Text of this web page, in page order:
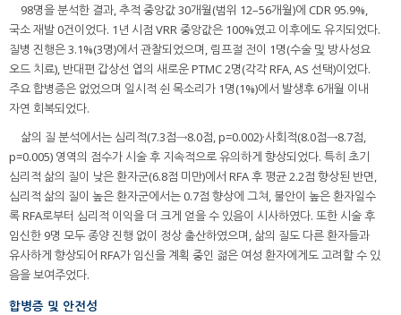
98명을 분석한 결과, 추적 중앙값 30개월(범위 12–56개월)에 CDR 95.9%,
국소 재발 0건이었다. 1년 시점 VRR 중앙값은 100%였고 이후에도 유지되었다.
질병 진행은 3.1%(3명)에서 관찰되었으며, 림프절 전이 1명(수술 및 방사성요
오드 치료), 반대편 갑상선 엽의 새로운 PTMC 2명(각각 RFA, AS 선택)이었다.
주요 합병증은 없었으며 일시적 쉰 목소리가 1명(1%)에서 발생후 6개월 이내
자연 회복되었다.
삶의 질 분석에서는 심리적(7.3점→8.0점, p=0.002)·사회적(8.0점→8.7점,
p=0.005) 영역의 점수가 시술 후 지속적으로 유의하게 향상되었다. 특히 초기
심리적 삶의 질이 낮은 환자군(6.8점 미만)에서 RFA 후 평균 2.2점 향상된 반면,
심리적 삶의 질이 높은 환자군에서는 0.7점 향상에 그쳐, 불안이 높은 환자일수
록 RFA로부터 심리적 이익을 더 크게 얻을 수 있음이 시사하였다. 또한 시술 후
임신한 9명 모두 종양 진행 없이 정상 출산하였으며, 삶의 질도 다른 환자들과
유사하게 향상되어 RFA가 임신을 계획 중인 젊은 여성 환자에게도 고려할 수 있
음을 보여주었다.
합병증 및 안전성